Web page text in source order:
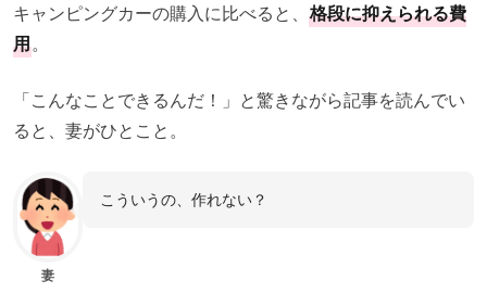
キャンピングカーの購入に比べると、 格段に抑えられる費
用。
「こんなことできるんだ！」と驚きながら記事を読んでい
ると、妻がひとこと。
妻
こういうの、作れない？